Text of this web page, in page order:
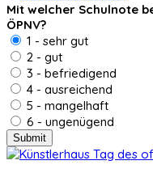
Mit welcher Schulnote
ÖPNV?
1 - sehr gut
2 - gut
3 - befriedigend
4 - ausreichend
5 - mangelhaft
6 - ungenügend